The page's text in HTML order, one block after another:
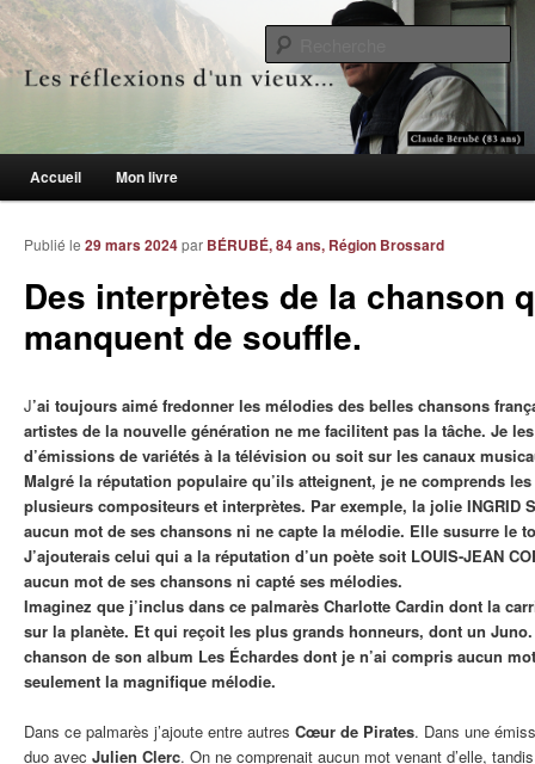
Les réflexions d'un vieux…
Le blogue des aînés de 65 ans et +
Menu principal
Aller au contenu principal
Aller au contenu secondaire
Accueil Mon livre
Des interprètes de la chanson
manquent de souffle.
Publié le 29 mars 2024par BÉRUBÉ, 84 ans, Région Brossard
J’ai toujours aimé fredonner les mélodies des belles chansons
artistes de la nouvelle génération ne me facilitent pas la tâche. Je
d’émissions de variétés à la télévision ou soit sur les canaux
Malgré la réputation populaire qu’ils atteignent, je ne comprends
plusieurs compositeurs et interprètes. Par exemple, la jolie INGRID
aucun mot de ses chansons ni ne capte la mélodie. Elle susurre le
J’ajouterais celui qui a la réputation d’un poète soit LOUIS-JEAN
aucun mot de ses chansons ni capté ses mélodies.
Imaginez que j’inclus dans ce palmarès Charlotte Cardin dont la
sur la planète. Et qui reçoit les plus grands honneurs, dont un
chanson de son album Les Échardes dont je n’ai compris aucun
seulement la magnifique mélodie.
Dans ce palmarès j’ajoute entre autres Cœur de Pirates. Dans une
duo avec Julien Clerc. On ne comprenait aucun mot venant d’elle,